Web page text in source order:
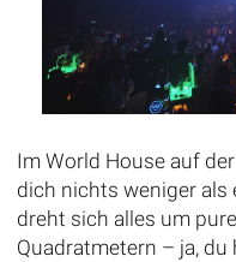
Im World House auf
dich nichts weniger als
dreht sich alles um
Quadratmetern – ja,